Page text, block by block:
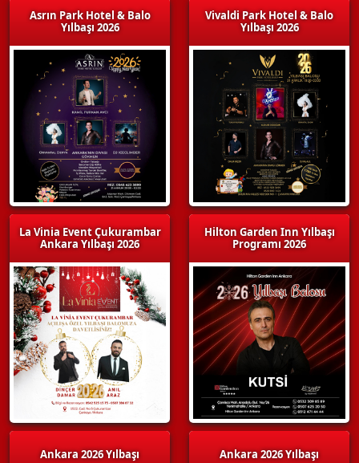
Asrın Park Hotel & Balo
Yılbaşı 2026
La Vinia Event Çukurambar
Ankara Yılbaşı 2026
Ankara 2026 Yılbaşı
Vivaldi Park Hotel & Balo
Yılbaşı 2026
Hilton Garden Inn Yılbaşı
Programı 2026
Ankara 2026 Yılbaşı